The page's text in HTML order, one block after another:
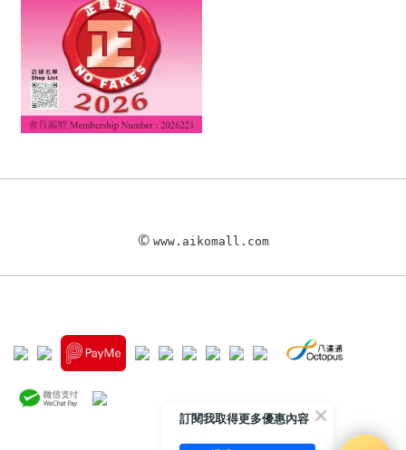
© www.aikomall.com